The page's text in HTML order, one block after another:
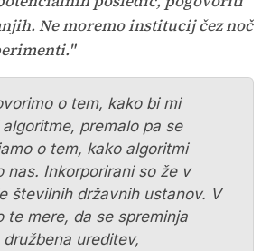
Ne moremo institucij čez noč
o tem, kako bi mi
premalo pa se
o tem, kako algoritmi
nas. Inkorporirani so že v
številnih državnih ustanov. V
te mere, da se spreminja
ureditev,